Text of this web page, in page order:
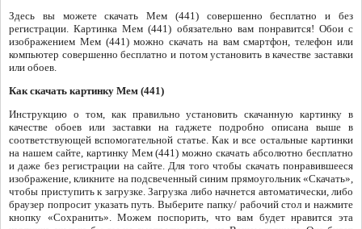
Здесь вы можете скачать Мем (441) совершенно бесплатно и без
регистрации. Картинка Мем (441) обязательно вам понравится! Обои с
изображением Мем (441) можно скачать на вам смартфон, телефон или
компьютер совершенно бесплатно и потом установить в качестве заставки
или обоев.
Как скачать картинку Мем (441)
Инструкцию о том, как правильно установить скачанную картинку в
качестве обоев или заставки на гаджете подробно описана выше в
соответствующей вспомогательной статье. Как и все остальные картинки
на нашем сайте, картинку Мем (441) можно скачать абсолютно бесплатно
и даже без регистрации на сайте. Для того чтобы скачать понравившееся
изображение, кликните на подсвеченный синим прямоугольник «Скачать»,
чтобы приступить к загрузке. Загрузка либо начнется автоматически, либо
браузер попросит указать путь. Выберите папку/ рабочий стол и нажмите
кнопку «Сохранить». Можем поспорить, что вам будет нравится эта